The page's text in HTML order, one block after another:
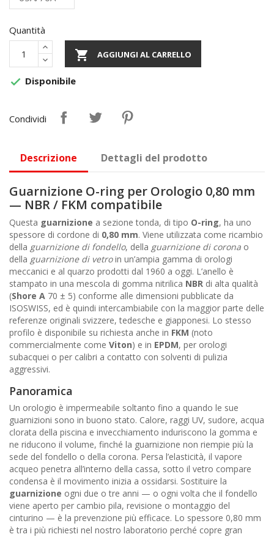
Quantità
 AGGIUNGI AL CARRELLO
 Disponibile
Condividi
Descrizione Dettagli del prodotto
Guarnizione O-ring per Orologio 0,80 mm
— NBR / FKM compatibile
Questa guarnizione a sezione tonda, di tipo O-ring, ha uno
spessore di cordone di 0,80 mm. Viene utilizzata come ricambio
della guarnizione di fondello, della guarnizione di corona o
della guarnizione di vetroin un’ampia gamma di orologi
meccanici e al quarzo prodotti dal 1960 a oggi. L’anello è
stampato in una mescola di gomma nitrilica NBR di alta qualità
(Shore A 70 ± 5) conforme alle dimensioni pubblicate da
ISOSWISS, ed è quindi intercambiabile con la maggior parte delle
referenze originali svizzere, tedesche e giapponesi. Lo stesso
profilo è disponibile su richiesta anche in FKM (noto
commercialmente come Viton) e in EPDM, per orologi
subacquei o per calibri a contatto con solventi di pulizia
aggressivi.
Panoramica
Un orologio è impermeabile soltanto fino a quando le sue
guarnizioni sono in buono stato. Calore, raggi UV, sudore, acqua
clorata della piscina e invecchiamento induriscono la gomma e
ne riducono il volume, finché la guarnizione non riempie più la
sede del fondello o della corona. Persa l’elasticità, il vapore
acqueo penetra all’interno della cassa, sotto il vetro compare
condensa è il movimento inizia a ossidarsi. Sostituire la
guarnizione ogni due o tre anni — o ogni volta che il fondello
viene aperto per cambio pila, revisione o montaggio del
cinturino — è la prevenzione più efficace. Lo spessore 0,80 mm
è tra i più richiesti nel nostro laboratorio perché copre gran